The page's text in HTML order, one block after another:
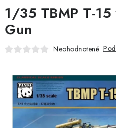
SUMMER DAYS
WARHAMMER
NOVINKY
PLASTOVÉ MODELY
1/35 TBMP T-
Gun
Neohodnotené